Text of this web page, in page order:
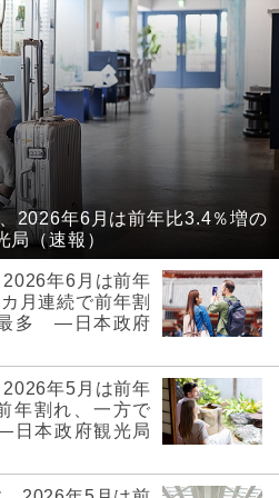
2026年6月は前年比3.4％増の
（速報）
2026年6月は前年
月連続で前年割
最多 ―日本政府
2026年5月は前年
年割れ、一方で
本政府観光局